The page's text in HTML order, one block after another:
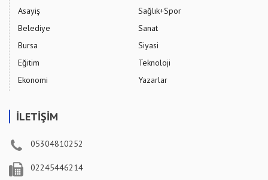
Asayiş
Belediye
Bursa
Eğitim
Ekonomi
Sağlık+Spor
Sanat
Siyasi
Teknoloji
Yazarlar
İLETİŞİM
05304810252
02245446214